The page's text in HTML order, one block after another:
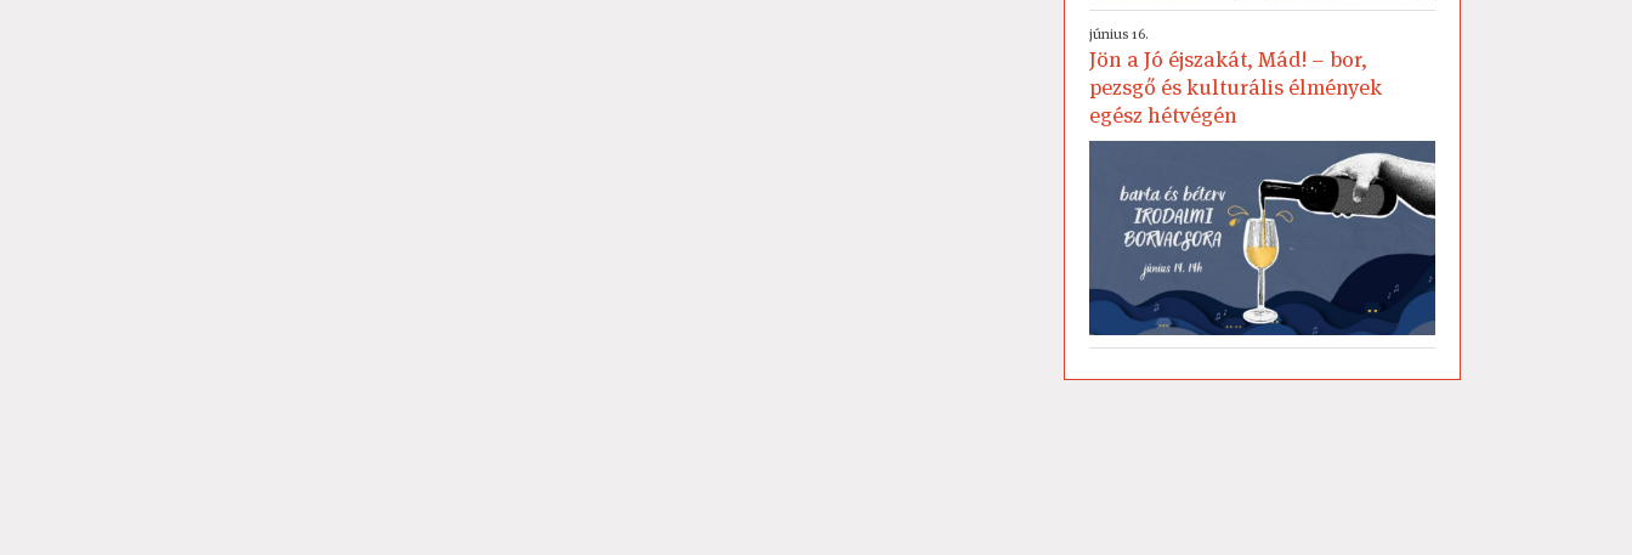
június 16.
Jön a Jó éjszakát, Mád! – bor,
pezsgő és kulturális élmények
egész hétvégén